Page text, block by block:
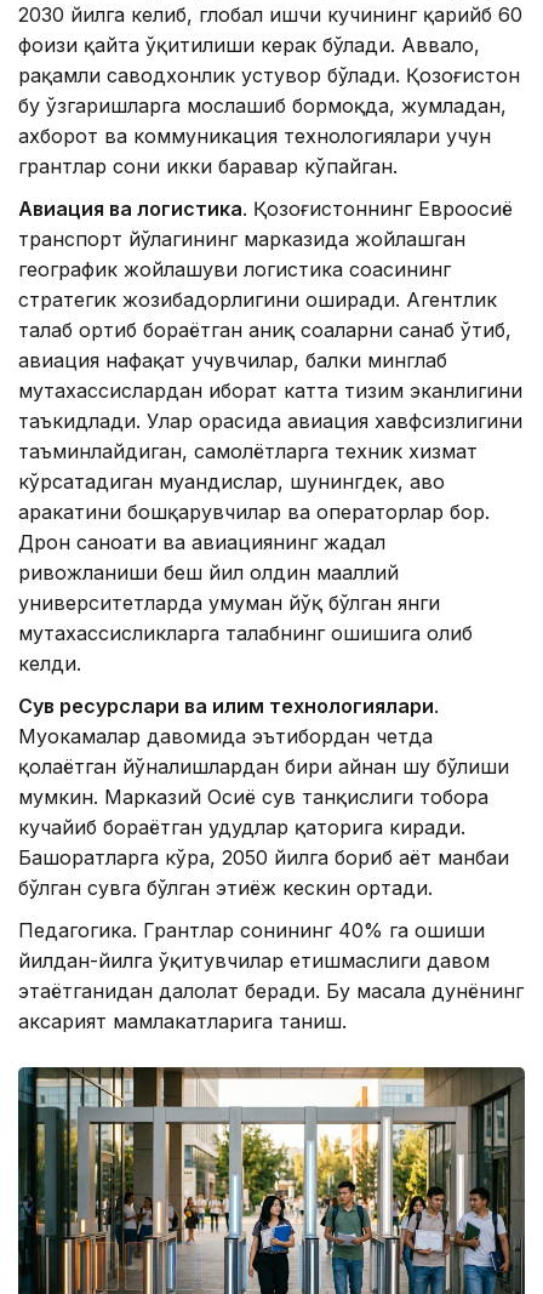
2030 йилга келиб, глобал ишчи кучининг қарийб 60
фоизи қайта ўқитилиши керак бўлади. Аввало,
рақамли саводхонлик устувор бўлади. Қозоғистон
бу ўзгаришларга мослашиб бормоқда, жумладан,
ахборот ва коммуникация технологиялари учун
грантлар сони икки баравар кўпайган.
Авиация ва логистика. Қозоғистоннинг Евроосиё
транспорт йўлагининг марказида жойлашган
географик жойлашуви логистика соҳасининг
стратегик жозибадорлигини оширади. Агентлик
талаб ортиб бораётган аниқ соҳаларни санаб ўтиб,
авиация нафақат учувчилар, балки минглаб
мутахассислардан иборат катта тизим эканлигини
таъкидлади. Улар орасида авиация хавфсизлигини
таъминлайдиган, самолётларга техник хизмат
кўрсатадиган муҳандислар, шунингдек, ҳаво
ҳаракатини бошқарувчилар ва операторлар бор.
Дрон саноати ва авиациянинг жадал
ривожланиши беш йил олдин маҳаллий
университетларда умуман йўқ бўлган янги
мутахассисликларга талабнинг ошишига олиб
келди.
Сув ресурслари ва иқлим технологиялари.
Муҳокамалар давомида эътибордан четда
қолаётган йўналишлардан бири айнан шу бўлиши
мумкин. Марказий Осиё сув танқислиги тобора
кучайиб бораётган ҳудудлар қаторига киради.
Башоратларга кўра, 2050 йилга бориб ҳаёт манбаи
бўлган сувга бўлган эҳтиёж кескин ортади.
Педагогика. Грантлар сонининг 40% га ошиши
йилдан-йилга ўқитувчилар етишмаслиги давом
этаётганидан далолат беради. Бу масала дунёнинг
аксарият мамлакатларига таниш.